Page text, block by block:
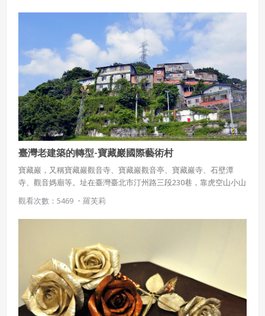
臺灣老建築的轉型-寶藏巖國際藝術村
寶藏巖，又稱寶藏巖觀音寺、寶藏巖觀音亭、寶藏巖寺、石壁潭
寺、觀音媽廟等。址在臺灣臺北市汀州路三段230巷，靠虎空山小山
坡而建，為福建泉州安溪移民的信仰中心，主奉觀音菩薩，安溪移
民無不參拜。1997年8月5日， 由臺北市政府公告指定「寶藏巖」為
市定古蹟。今日則以二次大戰後，外省移民違建居住的寶藏巖聚落
觀看次數：5469 ・ 羅芙莉